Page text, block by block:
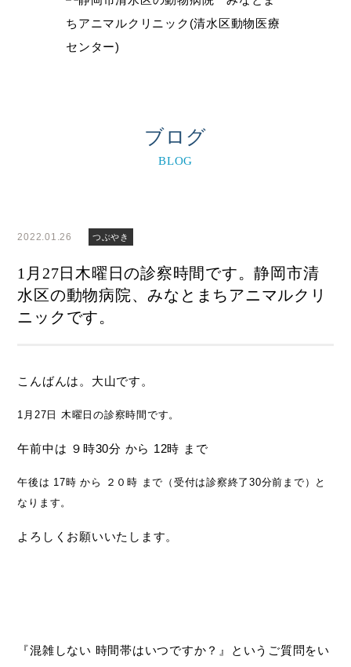
ブログ
BLOG
2022.01.26 つぶやき
1月27日木曜日の診察時間です。静岡市清
水区の動物病院、みなとまちアニマルクリ
ニックです。
こんばんは。大山です。
1月27日 木曜日の診察時間です。
午前中は ９時30分 から 12時 まで
午後は 17時 から ２０時 まで（受付は診察終了30分前まで）と
なります。
よろしくお願いいたします。
『混雑しない 時間帯はいつですか？』というご質問をい